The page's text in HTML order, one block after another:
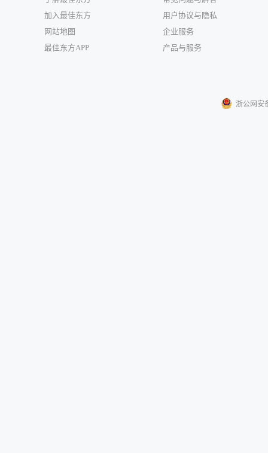
加入最佳东方
网站地图
最佳东方APP
用户协议与隐私
企业服务
产品与服务
浙公网安